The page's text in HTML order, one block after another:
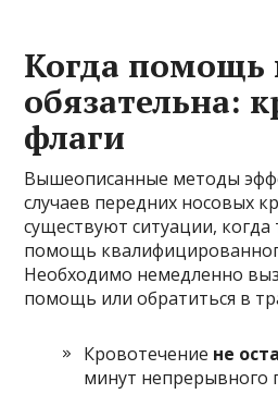
Когда помощь
обязательна:
флаги
Вышеописанные методы
случаев передних носовых
существуют ситуации, когда
помощь
Необходимо немедленно
помощь или обратиться в
Кровотечение не
минут непрерывного